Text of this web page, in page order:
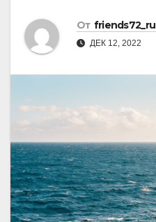
От friends72_ru
ДЕК 12, 2022